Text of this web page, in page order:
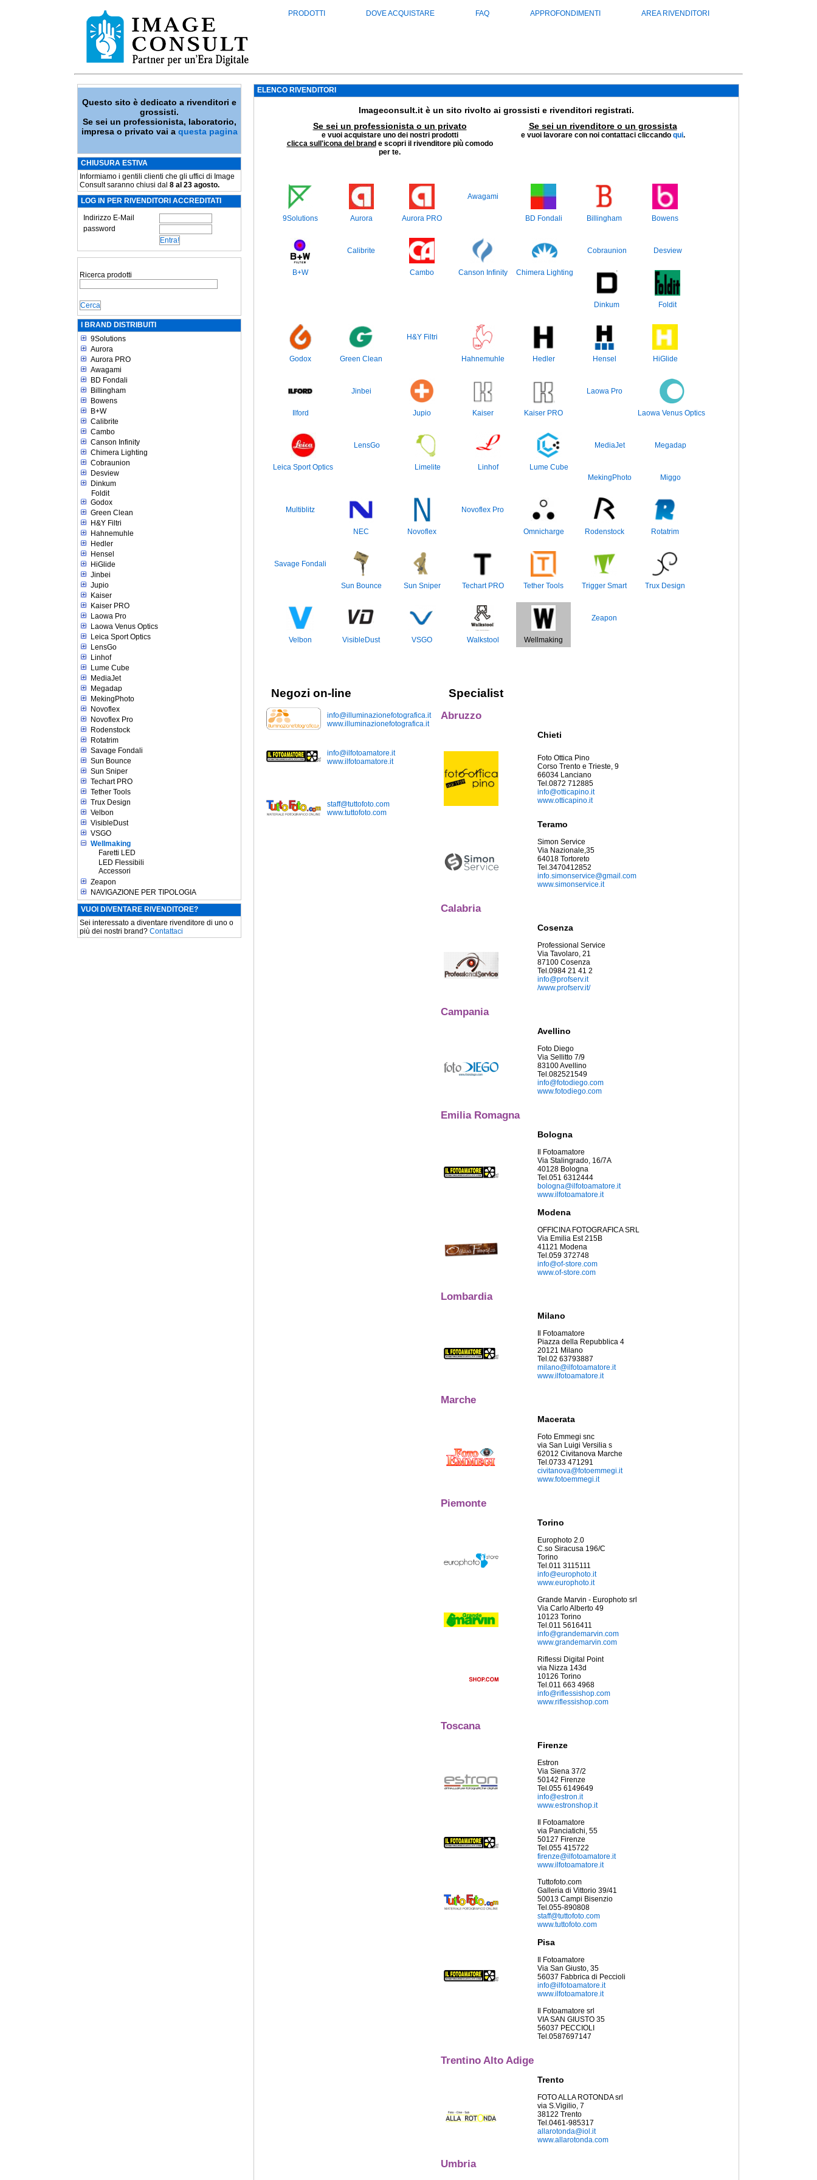
PRODOTTI DOVE ACQUISTARE FAQ APPROFONDIMENTI AREA RIVENDITORI
Questo sito è dedicato a rivenditori e
grossisti.
Se sei un professionista, laboratorio,
impresa o privato vai a questa pagina
CHIUSURA ESTIVA
Informiamo i gentili clienti che gli uffici di Image
Consult saranno chiusi dal 8 al 23 agosto.
LOG IN PER RIVENDITORI ACCREDITATI
Indirizzo E-Mail
password
Ricerca prodotti
I BRAND DISTRIBUITI
9Solutions
Aurora
Aurora PRO
Awagami
BD Fondali
Billingham
Bowens
B+W
Calibrite
Cambo
Canson Infinity
Chimera Lighting
Cobraunion
Desview
Dinkum
Foldit
Godox
Green Clean
H&Y Filtri
Hahnemuhle
Hedler
Hensel
HiGlide
Jinbei
Jupio
Kaiser
Kaiser PRO
Laowa Pro
Laowa Venus Optics
Leica Sport Optics
LensGo
Linhof
Lume Cube
MediaJet
Megadap
MekingPhoto
Novoflex
Novoflex Pro
Rodenstock
Rotatrim
Savage Fondali
Sun Bounce
Sun Sniper
Techart PRO
Tether Tools
Trux Design
Velbon
VisibleDust
VSGO
Wellmaking
Faretti LED
LED Flessibili
Accessori
Zeapon
NAVIGAZIONE PER TIPOLOGIA
VUOI DIVENTARE RIVENDITORE?
Sei interessato a diventare rivenditore di uno o
più dei nostri brand? Contattaci
ELENCO RIVENDITORI
Imageconsult.it è un sito rivolto ai grossisti e rivenditori registrati.
Se sei un professionista o un privato
e vuoi acquistare uno dei nostri prodotti
clicca sull'icona del brand e scopri il rivenditore più comodo
per te.
Se sei un rivenditore o un grossista
e vuoi lavorare con noi contattaci cliccando qui.
9Solutions Aurora Aurora PRO
Awagami
BD Fondali Billingham Bowens
B+W
Calibrite
Cambo Canson Infinity Chimera Lighting
Cobraunion Desview
Dinkum Foldit
Godox Green Clean
H&Y Filtri
Hahnemuhle Hedler Hensel HiGlide
Ilford
Jinbei
Jupio Kaiser Kaiser PRO
Laowa Pro
Laowa Venus Optics
Leica Sport Optics
LensGo
Limelite Linhof Lume Cube
MediaJet Megadap
MekingPhoto Miggo
Multiblitz
NEC Novoflex
Novoflex Pro
Omnicharge Rodenstock Rotatrim
Savage Fondali
Sun Bounce Sun Sniper Techart PRO Tether Tools Trigger Smart Trux Design
Velbon VisibleDust VSGO Walkstool Wellmaking
Zeapon
Negozi on-line
info@illuminazionefotografica.it
www.illuminazionefotografica.it
info@ilfotoamatore.it
www.ilfotoamatore.it
staff@tuttofoto.com
www.tuttofoto.com
Specialist
Abruzzo
Chieti
Foto Ottica Pino
Corso Trento e Trieste, 9
66034 Lanciano
Tel.0872 712885
info@otticapino.it
www.otticapino.it
Teramo
Simon Service
Via Nazionale,35
64018 Tortoreto
Tel.3470412852
info.simonservice@gmail.com
www.simonservice.it
Calabria
Cosenza
Professional Service
Via Tavolaro, 21
87100 Cosenza
Tel.0984 21 41 2
info@profserv.it
/www.profserv.it/
Campania
Avellino
Foto Diego
Via Sellitto 7/9
83100 Avellino
Tel.082521549
info@fotodiego.com
www.fotodiego.com
Emilia Romagna
Bologna
Il Fotoamatore
Via Stalingrado, 16/7A
40128 Bologna
Tel.051 6312444
bologna@ilfotoamatore.it
www.ilfotoamatore.it
Modena
OFFICINA FOTOGRAFICA SRL
Via Emilia Est 215B
41121 Modena
Tel.059 372748
info@of-store.com
www.of-store.com
Lombardia
Milano
Il Fotoamatore
Piazza della Repubblica 4
20121 Milano
Tel.02 63793887
milano@ilfotoamatore.it
www.ilfotoamatore.it
Marche
Macerata
Foto Emmegi snc
via San Luigi Versilia s
62012 Civitanova Marche
Tel.0733 471291
civitanova@fotoemmegi.it
www.fotoemmegi.it
Piemonte
Torino
Europhoto 2.0
C.so Siracusa 196/C
Torino
Tel.011 3115111
info@europhoto.it
www.europhoto.it
Grande Marvin - Europhoto srl
Via Carlo Alberto 49
10123 Torino
Tel.011 5616411
info@grandemarvin.com
www.grandemarvin.com
Riflessi Digital Point
via Nizza 143d
10126 Torino
Tel.011 663 4968
info@riflessishop.com
www.riflessishop.com
Toscana
Firenze
Estron
Via Siena 37/2
50142 Firenze
Tel.055 6149649
info@estron.it
www.estronshop.it
Il Fotoamatore
via Panciatichi, 55
50127 Firenze
Tel.055 415722
firenze@ilfotoamatore.it
www.ilfotoamatore.it
Tuttofoto.com
Galleria di Vittorio 39/41
50013 Campi Bisenzio
Tel.055-890808
staff@tuttofoto.com
www.tuttofoto.com
Pisa
Il Fotoamatore
Via San Giusto, 35
56037 Fabbrica di Peccioli
info@ilfotoamatore.it
www.ilfotoamatore.it
Il Fotoamatore srl
VIA SAN GIUSTO 35
56037 PECCIOLI
Tel.0587697147
Trentino Alto Adige
Trento
FOTO ALLA ROTONDA srl
via S.Vigilio, 7
38122 Trento
Tel.0461-985317
allarotonda@iol.it
www.allarotonda.com
Umbria